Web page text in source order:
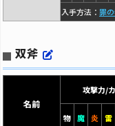
入手方法： 罪
双斧
名前
攻撃力/
物 魔 炎 雷